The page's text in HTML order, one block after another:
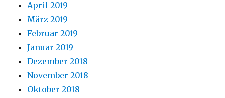
April 2019
März 2019
Februar 2019
Januar 2019
Dezember 2018
November 2018
Oktober 2018